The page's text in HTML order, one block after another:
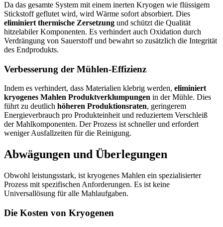
Da das gesamte System mit einem inerten Kryogen wie flüssigem
Stickstoff geflutet wird, wird Wärme sofort absorbiert. Dies
eliminiert thermische Zersetzung und schützt die Qualität
hitzelabiler Komponenten. Es verhindert auch Oxidation durch
Verdrängung von Sauerstoff und bewahrt so zusätzlich die Integrität
des Endprodukts.
Verbesserung der Mühlen-Effizienz
Indem es verhindert, dass Materialien klebrig werden, eliminiert
kryogenes Mahlen Produktverklumpungen in der Mühle. Dies
führt zu deutlich höheren Produktionsraten, geringerem
Energieverbrauch pro Produkteinheit und reduziertem Verschleiß
der Mahlkomponenten. Der Prozess ist schneller und erfordert
weniger Ausfallzeiten für die Reinigung.
Abwägungen und Überlegungen
Obwohl leistungsstark, ist kryogenes Mahlen ein spezialisierter
Prozess mit spezifischen Anforderungen. Es ist keine
Universallösung für alle Mahlaufgaben.
Die Kosten von Kryogenen